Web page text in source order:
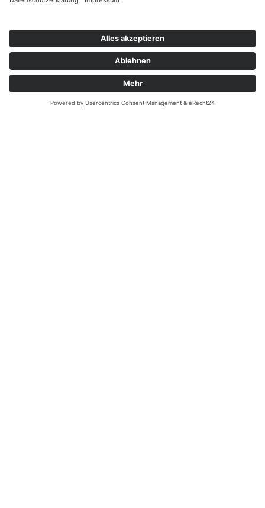
ANRUFEN KARTE
Haben Sie weitere Fragen an uns?
Nehmen Sie mit uns
Kontakt auf und erhalten
sie Ihr persönliches